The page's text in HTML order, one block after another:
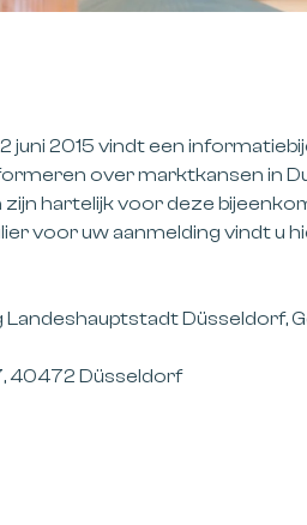
juni 2015 vindt een
over marktkansen in
hartelijk voor deze
voor uw aanmelding vindt u
Düsseldorf,
40472 Düsseldorf